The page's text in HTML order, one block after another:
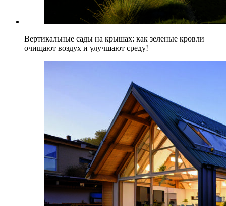
Вертикальные сады на крышах: как зеленые кровли
очищают воздух и улучшают среду!